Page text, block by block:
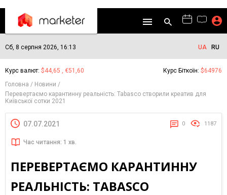
Сб, 8 серпня 2026, 16:13 UA RU
Курс валют: $44,65 , €51,60 Курс Біткоїн: $64976
Головна
Новини
Перевертаємо карантинну реальність: Tabasco створили креатив для
Київської сотки 2021
07.07.2021 0 1187
Час читання: 1 хв.
ПЕРЕВЕРТАЄМО КАРАНТИННУ
РЕАЛЬНІСТЬ: TABASCO